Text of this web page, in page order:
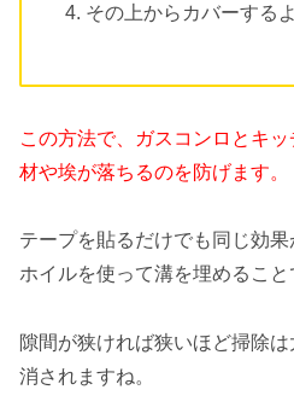
その上からカバーする
この方法で、ガスコンロとキ
材や埃が落ちるのを防げます。
テープを貼るだけでも同じ効
ホイルを使って溝を埋めること
隙間が狭ければ狭いほど掃除
消されますね。